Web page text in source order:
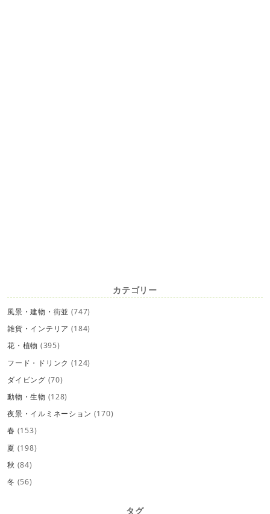
カテゴリー
風景・建物・街並 (747)
雑貨・インテリア (184)
花・植物 (395)
フード・ドリンク (124)
ダイビング (70)
動物・生物 (128)
夜景・イルミネーション (170)
春 (153)
夏 (198)
秋 (84)
冬 (56)
タグ